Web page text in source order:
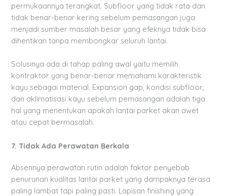
permukaannya terangkat. Subfloor yang tidak rata dan
tidak benar-benar kering sebelum pemasangan juga
menjadi sumber masalah besar yang efeknya tidak bisa
dihentikan tanpa membongkar seluruh lantai.
Solusinya ada di tahap paling awal yaitu memilih
kontraktor yang benar-benar memahami karakteristik
kayu sebagai material. Expansion gap, kondisi subfloor,
dan aklimatisasi kayu sebelum pemasangan adalah tiga
hal yang menentukan apakah lantai parket akan awet
atau cepat bermasalah.
7. Tidak Ada Perawatan Berkala
Absennya perawatan rutin adalah faktor penyebab
penurunan kualitas lantai parket yang dampaknya terasa
paling lambat tapi paling pasti. Lapisan finishing yang